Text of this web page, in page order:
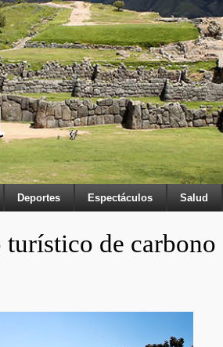
Deportes Espectáculos Salud
de carbono